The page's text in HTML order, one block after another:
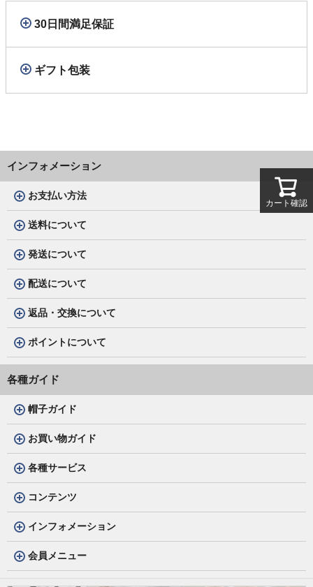
30日間満足保証
ギフト包装
インフォメーション
お支払い方法
送料について
発送について
配送について
返品・交換について
ポイントについて
各種ガイド
帽子ガイド
お買い物ガイド
各種サービス
コンテンツ
インフォメーション
会員メニュー
カート確認